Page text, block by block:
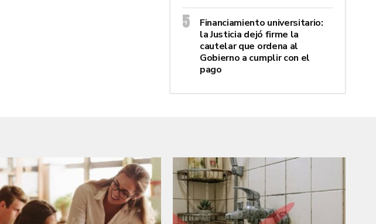
Financiamiento universitario:
la Justicia dejó firme la
cautelar que ordena al
Gobierno a cumplir con el
pago